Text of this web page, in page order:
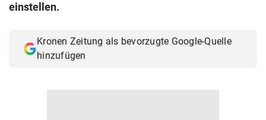
Muthgasse 2, 1190 Wien
einstellen.
Kronen Zeitung als bevorzugte Google-Quelle
hinzufügen